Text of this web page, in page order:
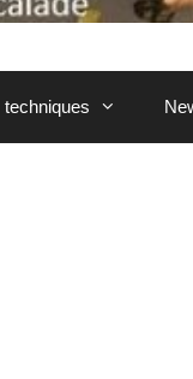
techniques